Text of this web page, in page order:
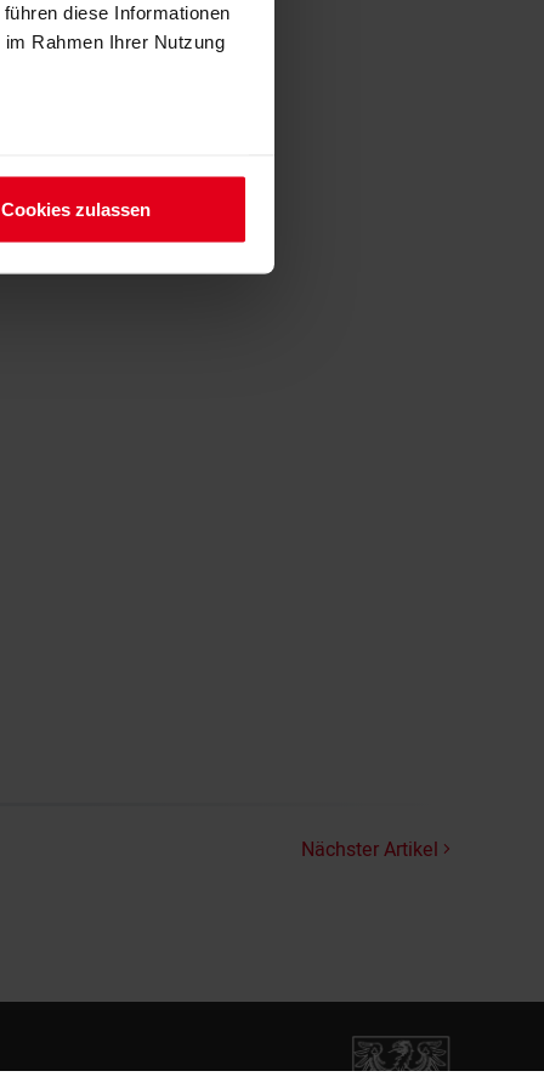
diese Informationen
Rahmen Ihrer Nutzung
Cookies zulassen
der Deutschen Bauindustrie e. V.
Nächster Artikel